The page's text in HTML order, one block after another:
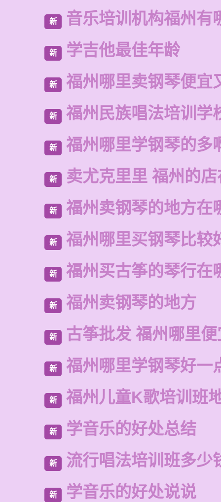
新 音乐培训机构福州有
新 学吉他最佳年龄
新 福州哪里卖钢琴便宜
新 福州民族唱法培训学
新 福州哪里学钢琴的多
新 卖尤克里里 福州的
新 福州卖钢琴的地方在
新 福州哪里买钢琴比较
新 福州买古筝的琴行在
新 福州卖钢琴的地方
新 古筝批发 福州哪里
新 福州哪里学钢琴好一
新 福州儿童K歌培训班
新 学音乐的好处总结
新 流行唱法培训班多少
新 学音乐的好处说说